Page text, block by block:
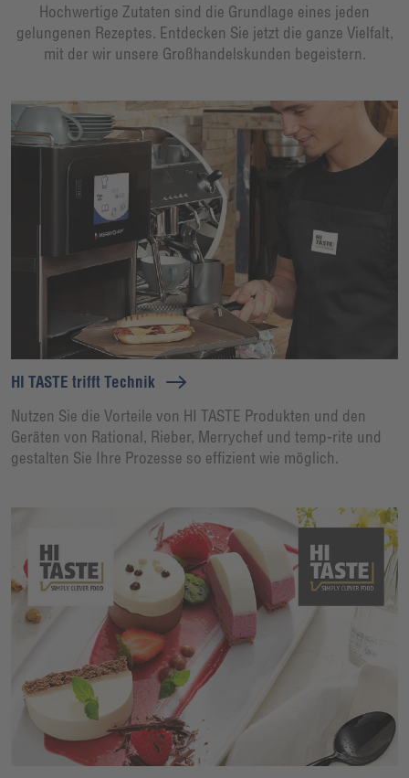
Hochwertige Zutaten sind die Grundlage eines jeden
gelungenen Rezeptes. Entdecken Sie jetzt die ganze Vielfalt,
mit der wir unsere Großhandelskunden begeistern.
HI TASTE trifft Technik
Nutzen Sie die Vorteile von HI TASTE Produkten und den
Geräten von Rational, Rieber, Merrychef und temp-rite und
gestalten Sie Ihre Prozesse so effizient wie möglich.